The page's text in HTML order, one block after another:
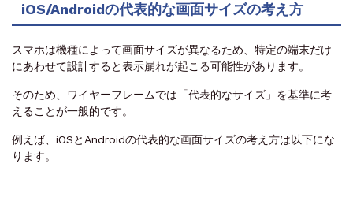
iOS/Androidの代表的な画面サイズの考え方
スマホは機種によって画面サイズが異なるため、特定の端末だけ
にあわせて設計すると表示崩れが起こる可能性があります。
そのため、ワイヤーフレームでは「代表的なサイズ」を基準に考
えることが一般的です。
例えば、iOSとAndroidの代表的な画面サイズの考え方は以下にな
ります。